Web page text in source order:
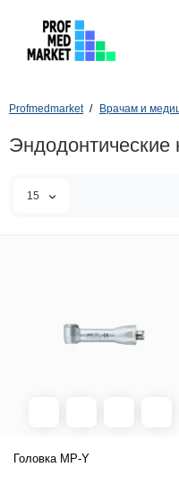
Profmedmarket Врачам и
Эндодонтические
15
Головка MP-Y